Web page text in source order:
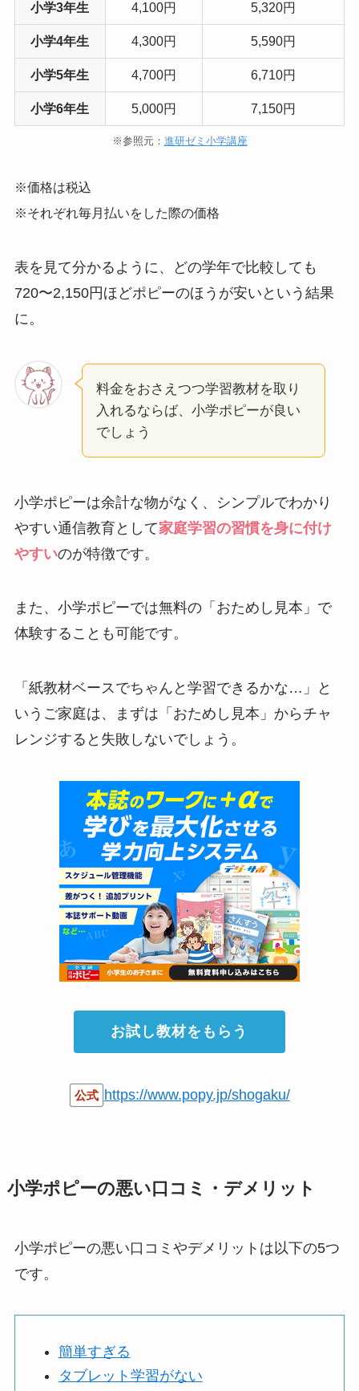
小学3年生 4,100円 5,320円
小学4年生 4,300円 5,590円
小学5年生 4,700円 6,710円
小学6年生 5,000円 7,150円
※参照元： 進研ゼミ小学講座
※価格は税込
※それぞれ毎月払いをした際の価格
表を見て分かるように、どの学年で比較しても
720〜2,150円ほどポピーのほうが安いという結果
に。
料金をおさえつつ学習教材を取り
入れるならば、小学ポピーが良い
でしょう
小学ポピーは余計な物がなく、シンプルでわかり
やすい通信教育として家庭学習の習慣を身に付け
やすいのが特徴です。
また、小学ポピーでは無料の「おためし見本」で
体験することも可能です。
「紙教材ベースでちゃんと学習できるかな…」と
いうご家庭は、まずは「おためし見本」からチャ
レンジすると失敗しないでしょう。
お試し教材をもらう
公式 https://www.popy.jp/shogaku/
小学ポピーの悪い口コミ・デメリット
小学ポピーの悪い口コミやデメリットは以下の5つ
です。
簡単すぎる
タブレット学習がない